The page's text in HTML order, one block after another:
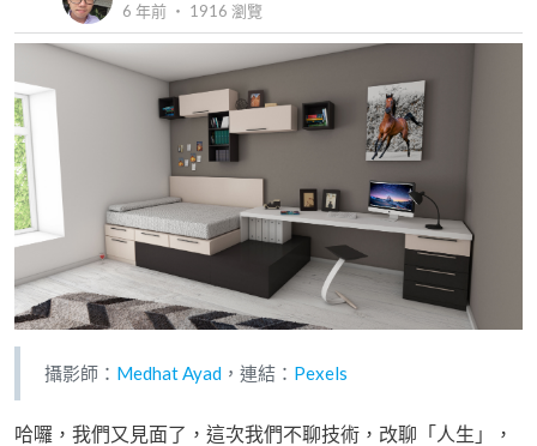
6 年前 ‧ 1916 瀏覽
攝影師： Medhat Ayad ，連結： Pexels
哈囉，我們又見面了，這次我們不聊技術，改聊「人生」，